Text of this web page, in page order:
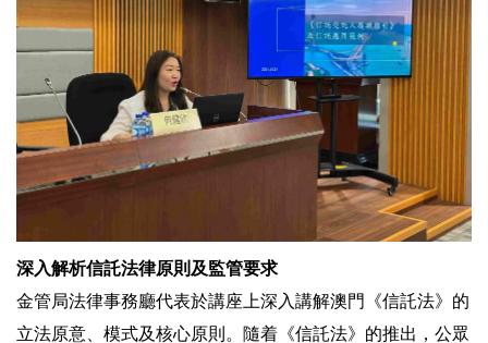
深入解析信託法律原則及監管要求
金管局法律事務廳代表於講座上深入講解澳門《信託法》的
立法原意、模式及核心原則。隨着《信託法》的推出，公眾